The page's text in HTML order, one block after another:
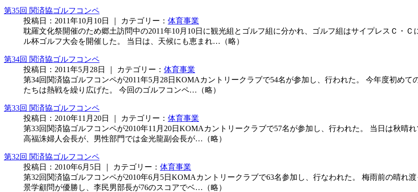
第35回 関済協ゴルフコンペ
投稿日：2011年10月10日 ｜ カテゴリー： 体育事業
耽羅文化祭開催のため郷土訪問中の2011年10月10日に観光組とゴルフ組に分かれ、ゴルフ組はサイプレスＣ・
ル杯ゴルフ大会を開催した。 当日は、天候にも恵まれ…（略）
第34回 関済協ゴルフコンペ
投稿日：2011年5月28日 ｜ カテゴリー： 体育事業
第34回関済協ゴルフコンペが2011年5月28日KOMAカントリークラブで54名が参加し、行われた。 今年度初め
たちは熱戦を繰り広げた。 今回のゴルフコンペ…（略）
第33回 関済協ゴルフコンペ
投稿日：2010年11月20日 ｜ カテゴリー： 体育事業
第33回関済協ゴルフコンペが2010年11月20日KOMAカントリークラブで57名が参加し、行われた。 当日は秋晴
高福洙婦人会長が、男性部門では金光龍副会長が…（略）
第32回 関済協ゴルフコンペ
投稿日：2010年6月5日 ｜ カテゴリー： 体育事業
第32回関済協ゴルフコンペが2010年6月5日KOMAカントリークラブで63名参加し、行なわれた。 梅雨前の晴れ
景学顧問が優勝し、李民男部長が76のスコアでベ…（略）